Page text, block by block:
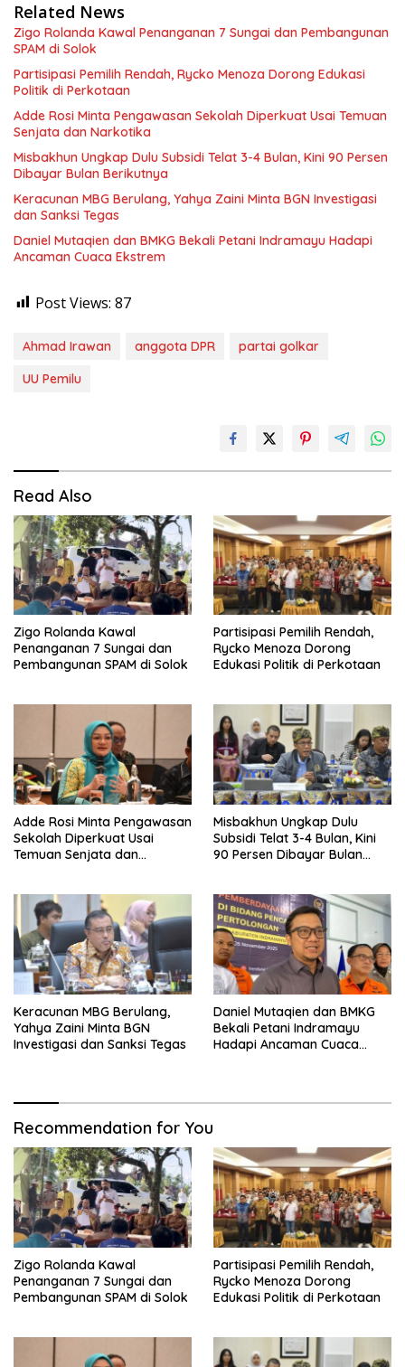
Related News
Zigo Rolanda Kawal Penanganan 7 Sungai dan Pembangunan
SPAM di Solok
Partisipasi Pemilih Rendah, Rycko Menoza Dorong Edukasi
Politik di Perkotaan
Adde Rosi Minta Pengawasan Sekolah Diperkuat Usai Temuan
Senjata dan Narkotika
Misbakhun Ungkap Dulu Subsidi Telat 3-4 Bulan, Kini 90 Persen
Dibayar Bulan Berikutnya
Keracunan MBG Berulang, Yahya Zaini Minta BGN Investigasi
dan Sanksi Tegas
Daniel Mutaqien dan BMKG Bekali Petani Indramayu Hadapi
Ancaman Cuaca Ekstrem
Post Views: 87
Ahmad Irawan anggota DPR
partai golkar
UU Pemilu
Read Also
Zigo Rolanda Kawal
Penanganan 7 Sungai dan
Pembangunan SPAM di Solok
Partisipasi Pemilih Rendah,
Rycko Menoza Dorong
Edukasi Politik di Perkotaan
Adde Rosi Minta Pengawasan
Sekolah Diperkuat Usai
Temuan Senjata dan
Misbakhun Ungkap Dulu
Subsidi Telat 3-4 Bulan, Kini
90 Persen Dibayar Bulan
Keracunan MBG Berulang,
Yahya Zaini Minta BGN
Investigasi dan Sanksi Tegas
Daniel Mutaqien dan BMKG
Bekali Petani Indramayu
Hadapi Ancaman Cuaca
Recommendation for You
Zigo Rolanda Kawal
Penanganan 7 Sungai dan
Pembangunan SPAM di Solok
Partisipasi Pemilih Rendah,
Rycko Menoza Dorong
Edukasi Politik di Perkotaan